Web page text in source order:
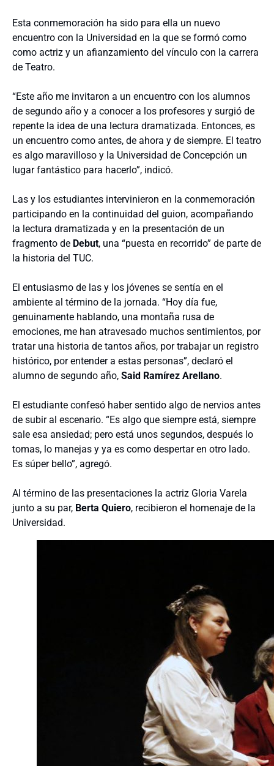
Esta conmemoración ha sido para ella un nuevo
encuentro con la Universidad en la que se formó como
como actriz y un afianzamiento del vínculo con la carrera
de Teatro.
“Este año me invitaron a un encuentro con los alumnos
de segundo año y a conocer a los profesores y surgió de
repente la idea de una lectura dramatizada. Entonces, es
un encuentro como antes, de ahora y de siempre. El teatro
es algo maravilloso y la Universidad de Concepción un
lugar fantástico para hacerlo”, indicó.
Las y los estudiantes intervinieron en la conmemoración
participando en la continuidad del guion, acompañando
la lectura dramatizada y en la presentación de un
fragmento de Debut, una “puesta en recorrido” de parte de
la historia del TUC.
El entusiasmo de las y los jóvenes se sentía en el
ambiente al término de la jornada. “Hoy día fue,
genuinamente hablando, una montaña rusa de
emociones, me han atravesado muchos sentimientos, por
tratar una historia de tantos años, por trabajar un registro
histórico, por entender a estas personas”, declaró el
alumno de segundo año, Said Ramírez Arellano.
El estudiante confesó haber sentido algo de nervios antes
de subir al escenario. “Es algo que siempre está, siempre
sale esa ansiedad; pero está unos segundos, después lo
tomas, lo manejas y ya es como despertar en otro lado.
Es súper bello”, agregó.
Al término de las presentaciones la actriz Gloria Varela
junto a su par, Berta Quiero, recibieron el homenaje de la
Universidad.